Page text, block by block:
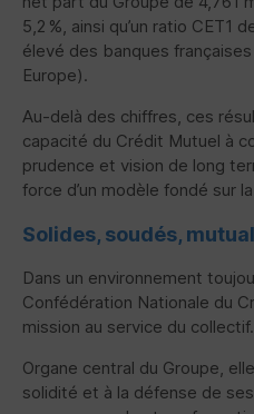
5,2 %, ainsi qu’un ratio CET1
élevé des banques
Europe).
Au-delà des chiffres, ces
capacité du Crédit Mutuel à
prudence et vision de long
force d’un modèle fondé sur
Solides, soudés,
Dans un environnement
Confédération Nationale du
mission au service du collectif.
Organe central du Groupe,
solidité et à la défense de